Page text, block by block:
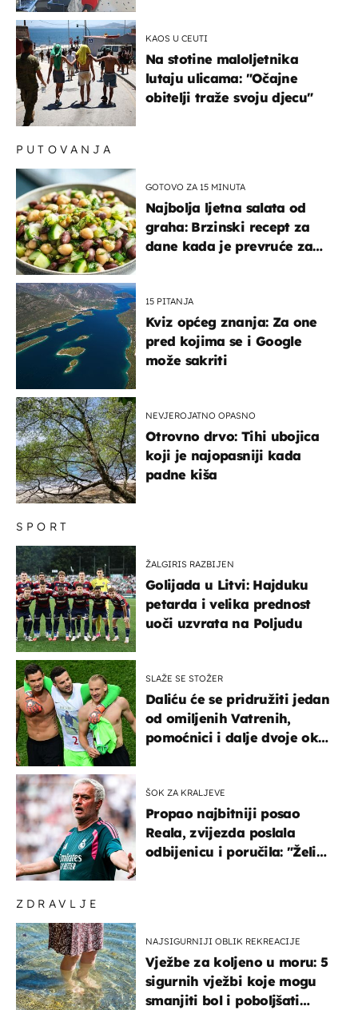
KAOS U CEUTI
Na stotine maloljetnika
lutaju ulicama: "Očajne
obitelji traže svoju djecu"
ZDRAVLJE
NAJSIGURNIJI OBLIK REKREACIJE
Vježbe za koljeno u moru: 5
sigurnih vježbi koje mogu
smanjiti bol i poboljšati
SPORT
ŽALGIRIS RAZBIJEN
Golijada u Litvi: Hajduku
petarda i velika prednost
uoči uzvrata na Poljudu
SLAŽE SE STOŽER
Daliću će se pridružiti jedan
od omiljenih Vatrenih,
pomoćnici i dalje dvoje oko
ŠOK ZA KRALJEVE
Propao najbitniji posao
Reala, zvijezda poslala
odbijenicu i poručila: "Želim
PUTOVANJA
GOTOVO ZA 15 MINUTA
Najbolja ljetna salata od
graha: Brzinski recept za
dane kada je prevruće za
15 PITANJA
Kviz općeg znanja: Za one
pred kojima se i Google
može sakriti
NEVJEROJATNO OPASNO
Otrovno drvo: Tihi ubojica
koji je najopasniji kada
padne kiša